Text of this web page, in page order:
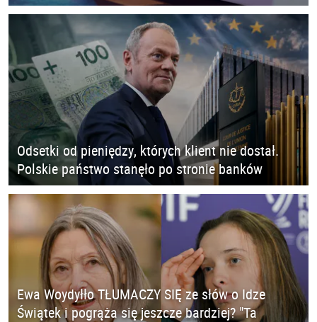
Odsetki od pieniędzy, których klient nie dostał.
Polskie państwo stanęło po stronie banków
Ewa Woydyłło TŁUMACZY SIĘ ze słów o Idze
Świątek i pogrąża się jeszcze bardziej? "Ta